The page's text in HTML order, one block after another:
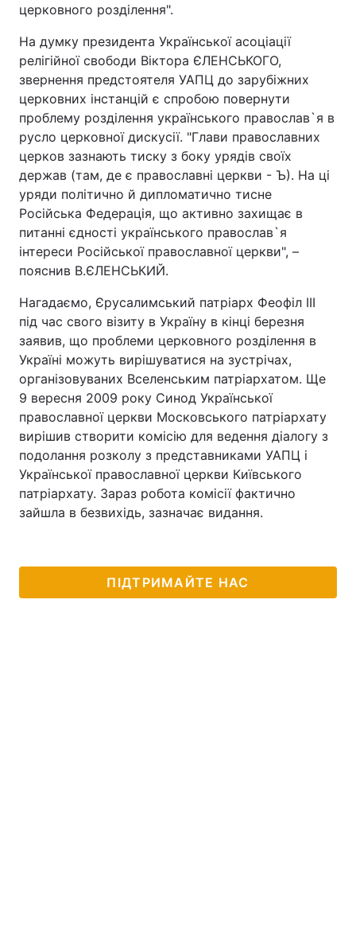
Архів
Контакти
Послуги
Тема оформлення
церковного розділення".
На думку президента Української асоціації
релігійної свободи Віктора ЄЛЕНСЬКОГО,
звернення предстоятеля УАПЦ до зарубіжних
церковних інстанцій є спробою повернути
проблему розділення українського православ`я в
русло церковної дискусії. "Глави православних
церков зазнають тиску з боку урядів своїх
держав (там, де є православні церкви - Ъ). На ці
уряди політично й дипломатично тисне
Російська Федерація, що активно захищає в
питанні єдності українського православ`я
інтереси Російської православної церкви", –
пояснив В.ЄЛЕНСЬКИЙ.
Нагадаємо, Єрусалимський патріарх Феофіл III
під час свого візиту в Україну в кінці березня
заявив, що проблеми церковного розділення в
Україні можуть вирішуватися на зустрічах,
організовуваних Вселенським патріархатом. Ще
9 вересня 2009 року Синод Української
православної церкви Московського патріархату
вирішив створити комісію для ведення діалогу з
подолання розколу з представниками УАПЦ і
Української православної церкви Київського
патріархату. Зараз робота комісії фактично
зайшла в безвихідь, зазначає видання.
ПІДТРИМАЙТЕ НАС